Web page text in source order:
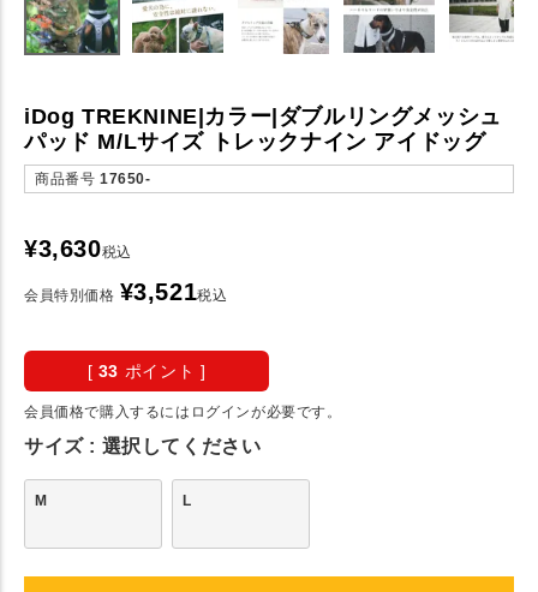
iDog TREKNINE|カラー|ダブルリングメッシュ
パッド M/Lサイズ トレックナイン アイドッグ
商品番号 17650-
¥3,630税込
会員特別価格 ¥3,521税込
[ 33 ポイント ]
会員価格で購入するにはログインが必要です。
サイズ 選択してください
M L